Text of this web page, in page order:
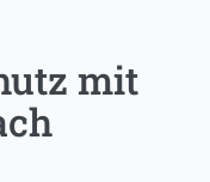
mit